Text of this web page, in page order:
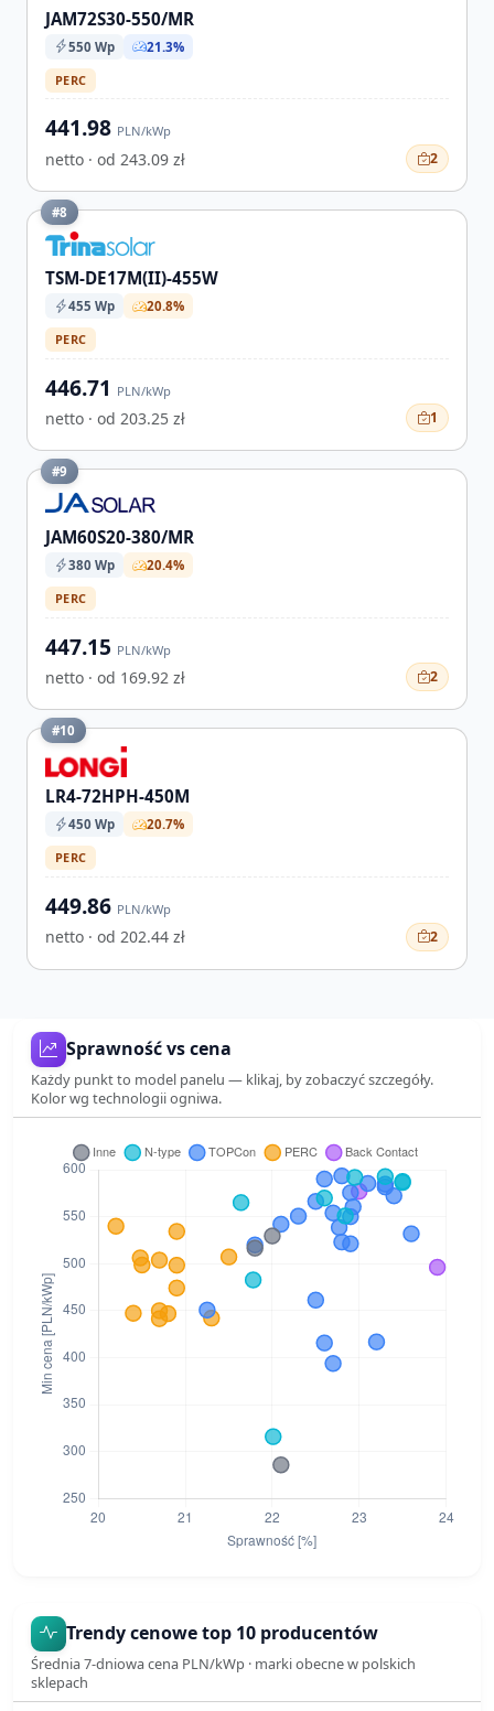
JAM72S30-550/MR
550 Wp
21.3%
PERC
441.98 PLN/kWp
netto · od 243.09 zł 2
#8
TSM-DE17M(II)-455W
455 Wp
20.8%
PERC
446.71 PLN/kWp
netto · od 203.25 zł 1
#9
JAM60S20-380/MR
380 Wp
20.4%
PERC
447.15 PLN/kWp
netto · od 169.92 zł 2
#10
LR4-72HPH-450M
450 Wp
20.7%
PERC
449.86 PLN/kWp
netto · od 202.44 zł 2
Sprawność vs cena
Każdy punkt to model panelu — klikaj, by zobaczyć szczegóły.
Kolor wg technologii ogniwa.
Trendy cenowe top 10 producentów
Średnia 7-dniowa cena PLN/kWp · marki obecne w polskich
sklepach